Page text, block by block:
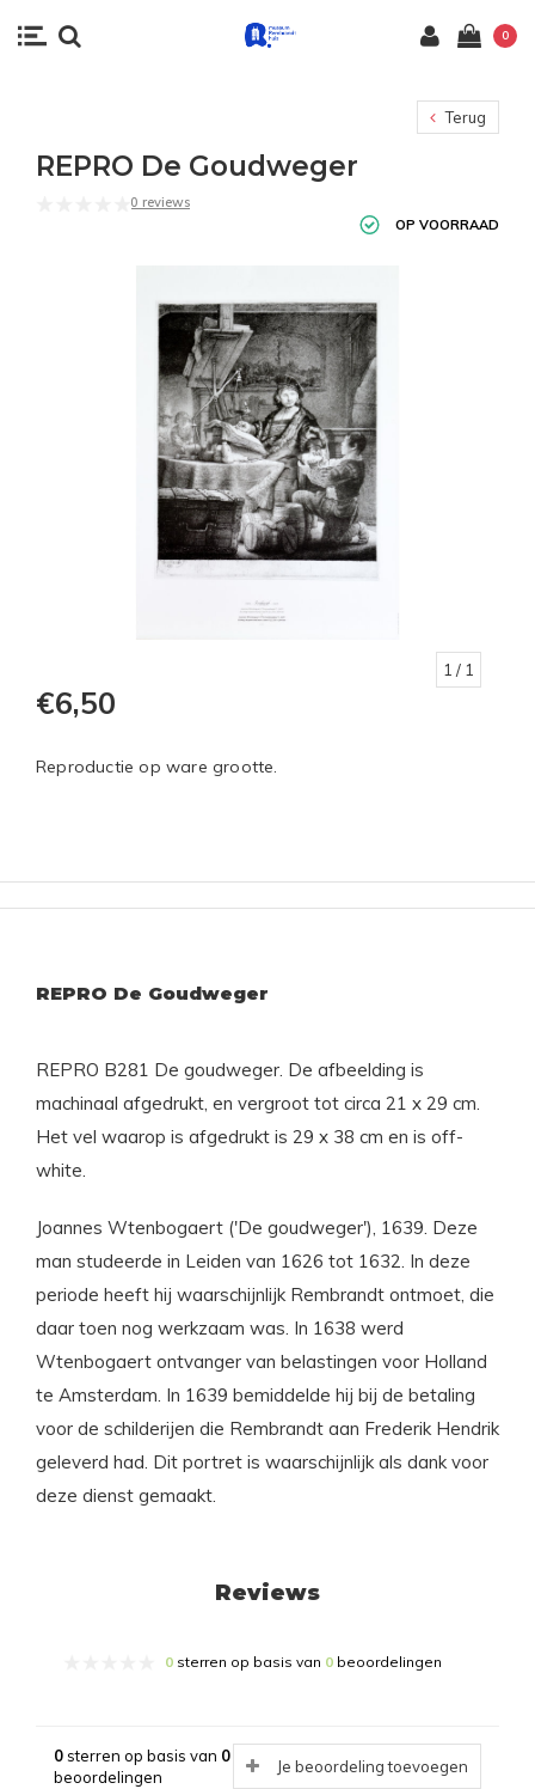
0
Terug
REPRO De Goudweger
0 reviews
OP VOORRAAD
1 / 1
€6,50
Reproductie op ware grootte.
REPRO De Goudweger
REPRO B281 De goudweger. De afbeelding is
machinaal afgedrukt, en vergroot tot circa 21 x 29 cm.
Het vel waarop is afgedrukt is 29 x 38 cm en is off-
white.
Joannes Wtenbogaert ('De goudweger'), 1639. Deze
man studeerde in Leiden van 1626 tot 1632. In deze
periode heeft hij waarschijnlijk Rembrandt ontmoet, die
daar toen nog werkzaam was. In 1638 werd
Wtenbogaert ontvanger van belastingen voor Holland
te Amsterdam. In 1639 bemiddelde hij bij de betaling
voor de schilderijen die Rembrandt aan Frederik Hendrik
geleverd had. Dit portret is waarschijnlijk als dank voor
deze dienst gemaakt.
Reviews
0 sterren op basis van 0 beoordelingen
0sterren op basis van 0
beoordelingen
Je beoordeling toevoegen